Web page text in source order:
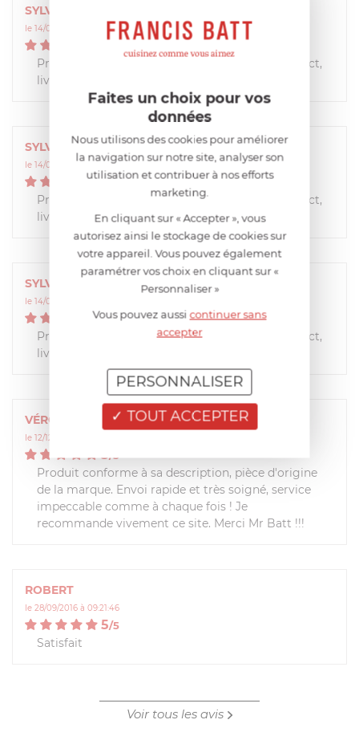
SYLVIE
le 14/01/2019 à 16:47:28
Produit de qualité, comme le vendeur, prix correct,
livraison rapide.
SYLVIE
le 14/01/2019 à 16:47:26
5/5
Produit de qualité, comme le vendeur, prix correct,
livraison rapide.
SYLVIE
le 14/01/2019 à 16:47:22
5/5
Produit de qualité, comme le vendeur, prix correct,
livraison rapide.
VÉRONIQUE
le 12/12/2017 à 14:15:30
5/5
Produit conforme à sa description, pièce d'origine
de la marque. Envoi rapide et très soigné, service
impeccable comme à chaque fois ! Je
recommande vivement ce site. Merci Mr Batt !!!
ROBERT
le 28/09/2016 à 09:21:46
5/5
Satisfait
Voir tous les avis
Faites un choix pour vos
données
Nous utilisons des cookies pour améliorer
la navigation sur notre site, analyser son
utilisation et contribuer à nos efforts
marketing.
En cliquant sur « Accepter », vous
autorisez ainsi le stockage de cookies sur
votre appareil. Vous pouvez également
paramétrer vos choix en cliquant sur «
Personnaliser »
Vous pouvez aussicontinuer sans
accepter
TOUT ACCEPTER
PERSONNALISER